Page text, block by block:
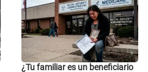
¿Tu familiar es un beneficiario